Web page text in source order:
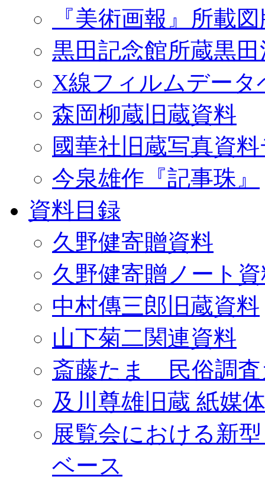
『美術画報』所載
黒田記念館所蔵黒
X線フィルムデータ
森岡柳蔵旧蔵資料
國華社旧蔵写真資
今泉雄作『記事珠』
資料目録
久野健寄贈資料
久野健寄贈ノート
中村傳三郎旧蔵資料
山下菊二関連資料
斎藤たま 民俗調査
及川尊雄旧蔵 紙媒
展覧会における新
ベース